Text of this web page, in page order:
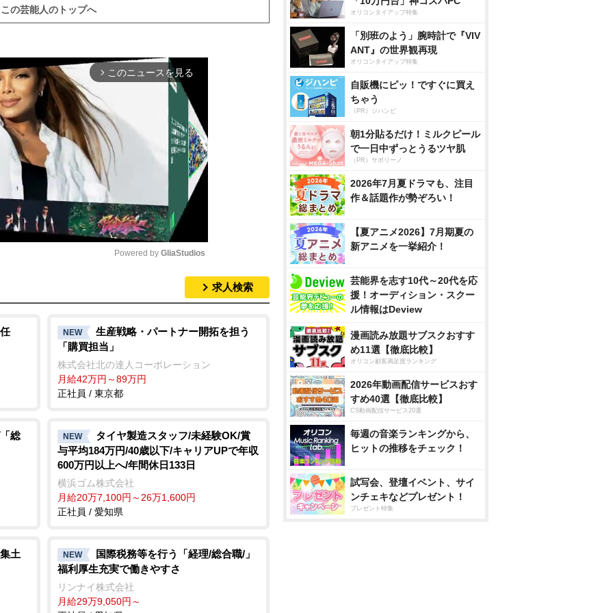
この芸能人のトップへ
arrow_forward_ios このニュースを見る
t
Powered by GliaStudios
求人検索
NEW
生産戦略・パートナー開拓を担う
「購買担当」
株式会社北の達人コーポレーション
月給42万円～89万円
正社員 / 東京都
総 NEW
タイヤ製造スタッフ/未経験OK/賞
与平均184万円/40歳以下/キャリアUPで年収
600万円以上へ/年間休日133日
横浜ゴム株式会社
月給20万7,100円～26万1,600円
正社員 / 愛知県
土 NEW
国際税務等を行う「経理/総合職/」
福利厚生充実で働きやすさ
リンナイ株式会社
月給29万9,050円～
オリコンタイアップ特集
「別班のよう」腕時計で『VIV
ANT』の世界観再現
オリコンタイアップ特集
自販機にピッ！ですぐに買え
ちゃう
（PR）ジハンピ
朝1分貼るだけ！ミルクピール
で一日中ずっとうるツヤ肌
（PR）サボリーノ
2026年7月夏ドラマも、注目
作＆話題作が勢ぞろい！
【夏アニメ2026】7月期夏の
新アニメを一挙紹介！
芸能界を志す10代～20代を応
援！オーディション・スクー
ル情報はDeview
漫画読み放題サブスクおすす
め11選【徹底比較】
オリコン顧客満足度ランキング
2026年動画配信サービスおす
すめ40選【徹底比較】
CS動画配信サービス20選
毎週の音楽ランキングから、
ヒットの推移をチェック！
試写会、登壇イベント、サイ
ンチェキなどプレゼント！
プレゼント特集